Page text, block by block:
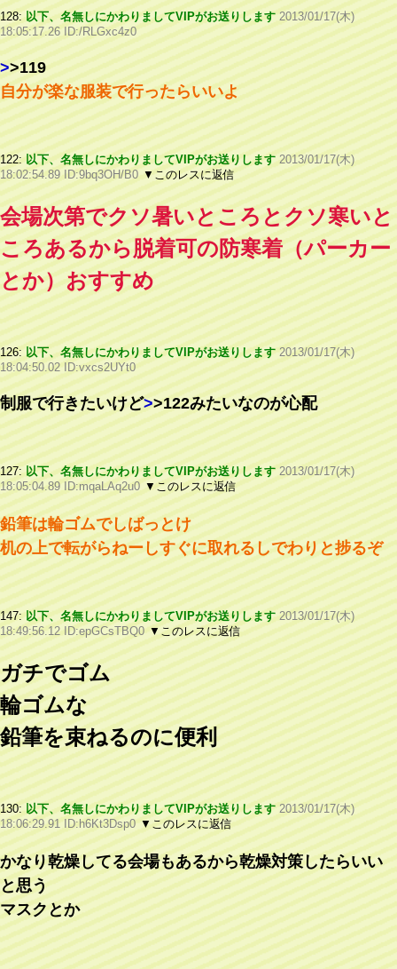
128: 以下、名無しにかわりましてVIPがお送りします 2013/01/17(木)
18:05:17.26 ID:/RLGxc4z0
>>119
自分が楽な服装で行ったらいいよ
122: 以下、名無しにかわりましてVIPがお送りします 2013/01/17(木)
18:02:54.89 ID:9bq3OH/B0 ▼このレスに返信
会場次第でクソ暑いところとクソ寒いと
ころあるから脱着可の防寒着（パーカー
とか）おすすめ
126: 以下、名無しにかわりましてVIPがお送りします 2013/01/17(木)
18:04:50.02 ID:vxcs2UYt0
制服で行きたいけど>>122みたいなのが心配
127: 以下、名無しにかわりましてVIPがお送りします 2013/01/17(木)
18:05:04.89 ID:mqaLAq2u0 ▼このレスに返信
鉛筆は輪ゴムでしばっとけ
机の上で転がらねーしすぐに取れるしでわりと捗るぞ
147: 以下、名無しにかわりましてVIPがお送りします 2013/01/17(木)
18:49:56.12 ID:epGCsTBQ0 ▼このレスに返信
ガチでゴム
輪ゴムな
鉛筆を束ねるのに便利
130: 以下、名無しにかわりましてVIPがお送りします 2013/01/17(木)
18:06:29.91 ID:h6Kt3Dsp0 ▼このレスに返信
かなり乾燥してる会場もあるから乾燥対策したらいい
と思う
マスクとか